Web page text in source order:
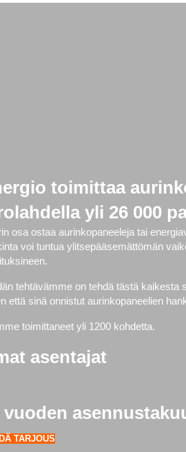
toimittaa
yli 26 000
osa ostaa aurinkopaneeleja tai
voi tuntua ylitsepääsemättömän
tehtävämme on tehdä tästä kaikesta
että sinä onnistut aurinkopaneelien
toimittaneet yli 1200 kohdetta.
asentajat
vuoden
TARJOUS